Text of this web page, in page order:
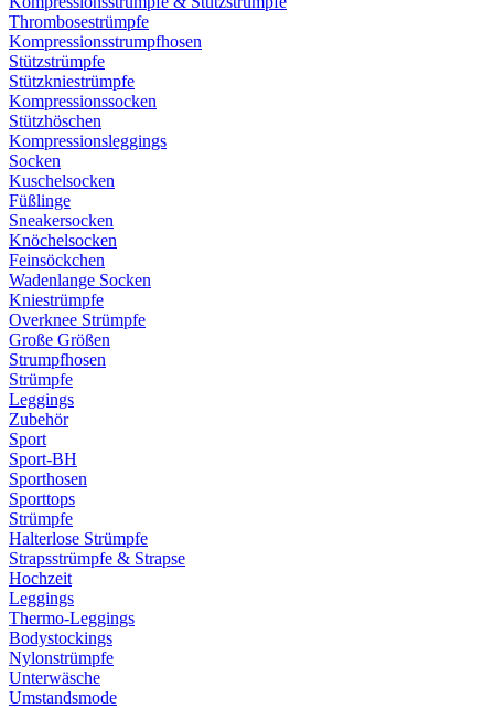
Thrombosestrümpfe
Kompressionsstrumpfhosen
Stützstrümpfe
Stützkniestrümpfe
Kompressionssocken
Stützhöschen
Kompressionsleggings
Socken
Kuschelsocken
Füßlinge
Sneakersocken
Knöchelsocken
Feinsöckchen
Wadenlange Socken
Kniestrümpfe
Overknee Strümpfe
Große Größen
Strumpfhosen
Strümpfe
Leggings
Zubehör
Sport
Sport-BH
Sporthosen
Sporttops
Strümpfe
Halterlose Strümpfe
Strapsstrümpfe & Strapse
Hochzeit
Leggings
Thermo-Leggings
Bodystockings
Nylonstrümpfe
Unterwäsche
Umstandsmode